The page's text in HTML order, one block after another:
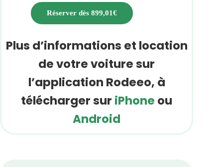
Réserver dès 899,01€
Plus d’informations et location
de votre voiture sur
l’application Rodeeo, à
télécharger sur iPhone ou
Android